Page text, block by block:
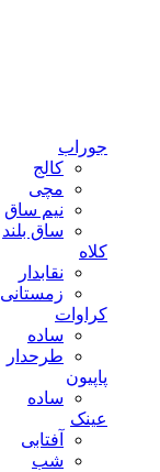
جوراب
کالج
مچی
نیم ساق
ساق بلند
کلاه
نقابدار
زمستانی
کراوات
ساده
طرحدار
پاپیون
ساده
عینک
آفتابی
شب